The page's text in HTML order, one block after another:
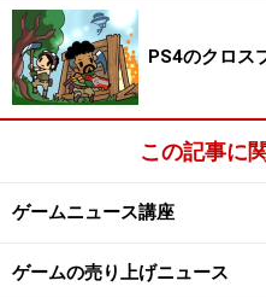
金の概念はなく、クリーチ
を払うのも、プレイヤーの
終的にたくさんの魔力を
す。
さて、実はもうひとつ、
点が存在します。それは
ク：ザ・ギャザリングや
な、トレーディングカード
PS4のクロス
この記事に
ゲームニュース講座
ゲームの売り上げニュース